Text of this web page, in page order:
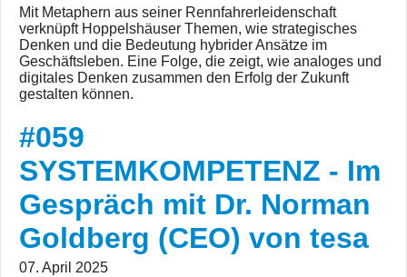
Mit Metaphern aus seiner Rennfahrerleidenschaft
verknüpft Hoppelshäuser Themen, wie strategisches
Denken und die Bedeutung hybrider Ansätze im
Geschäftsleben. Eine Folge, die zeigt, wie analoges und
digitales Denken zusammen den Erfolg der Zukunft
gestalten können.
#059
SYSTEMKOMPETENZ - Im
Gespräch mit Dr. Norman
Goldberg (CEO) von tesa
07. April 2025